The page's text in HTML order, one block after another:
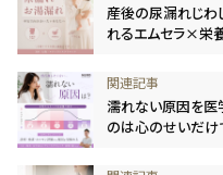
産後の尿漏れじ
れるエムセラ×栄
濡れない原因を医
のは心のせいだけ